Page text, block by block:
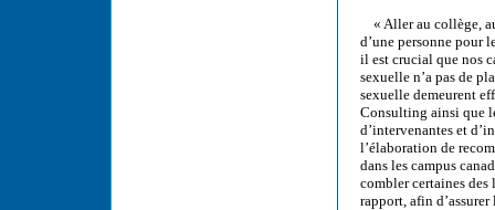
« Aller au collège,
d’une personne pour
il est crucial que nos
sexuelle n’a pas de
sexuelle demeurent
Consulting ainsi que
d’intervenantes et
l’élaboration de
dans les campus
combler certaines des
rapport, afin